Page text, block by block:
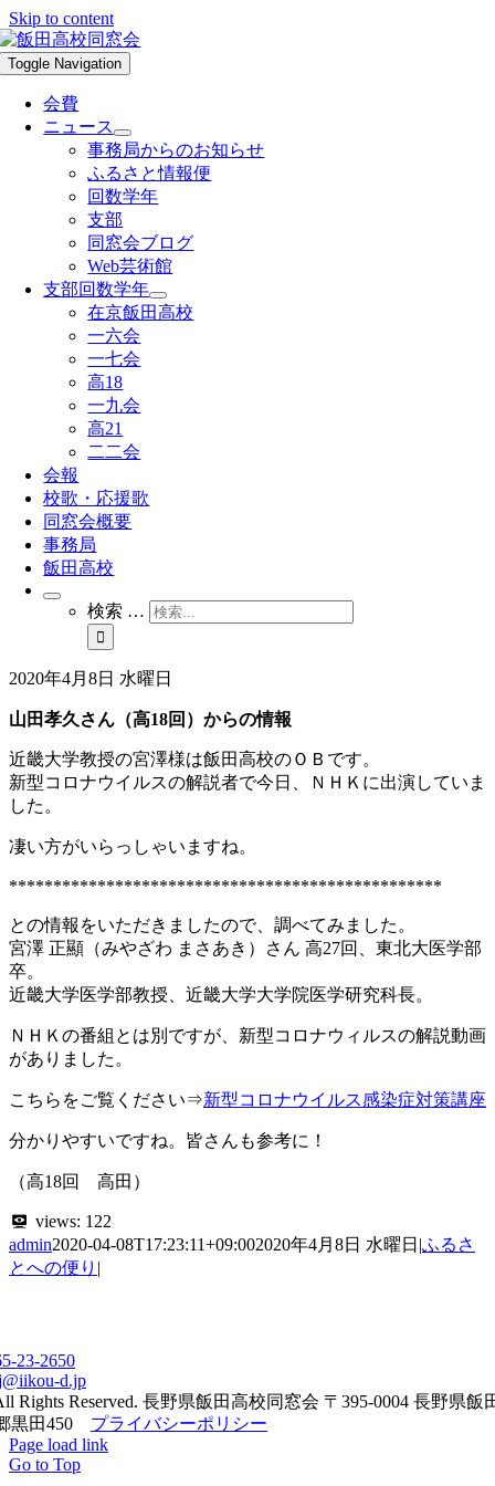
Skip to content
Toggle Navigation
会費
ニュース
事務局からのお知らせ
ふるさと情報便
回数学年
支部
同窓会ブログ
Web芸術館
支部回数学年
在京飯田高校
一六会
一七会
高18
一九会
高21
二二会
会報
校歌・応援歌
同窓会概要
事務局
飯田高校
検索 …
2020年4月8日 水曜日
山田孝久さん（高18回）からの情報
近畿大学教授の宮澤様は飯田高校のＯＢです。
新型コロナウイルスの解説者で今日、ＮＨＫに出演していま
した。
凄い方がいらっしゃいますね。
*************************************************
との情報をいただきましたので、調べてみました。
宮澤 正顯（みやざわ まさあき）さん 高27回、東北大医学部
卒。
近畿大学医学部教授、近畿大学大学院医学研究科長。
ＮＨＫの番組とは別ですが、新型コロナウィルスの解説動画
がありました。
こちらをご覧ください⇒新型コロナウイルス感染症対策講座
分かりやすいですね。皆さんも参考に！
（高18回 高田）
views: 122
admin2020-04-08T17:23:11+09:002020年4月8日 水曜日 |ふるさ
とへの便り |
23-2650
d.jp
Rights Reserved. 長野県飯田高校同窓会 〒395-0004 長野県飯
黒田450 プライバシーポリシー
Page load link
Go to Top